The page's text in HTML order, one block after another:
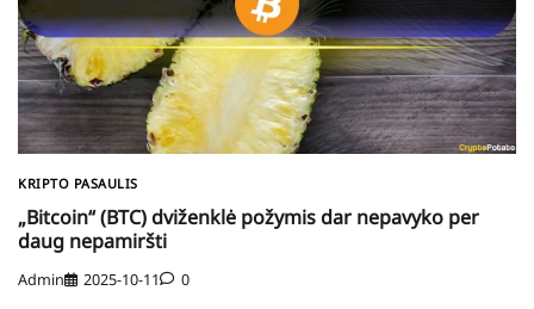
KRIPTO PASAULIS
„Bitcoin“ (BTC) dviženklė požymis dar nepavyko per
daug nepamiršti
Admin 2025-10-11 0